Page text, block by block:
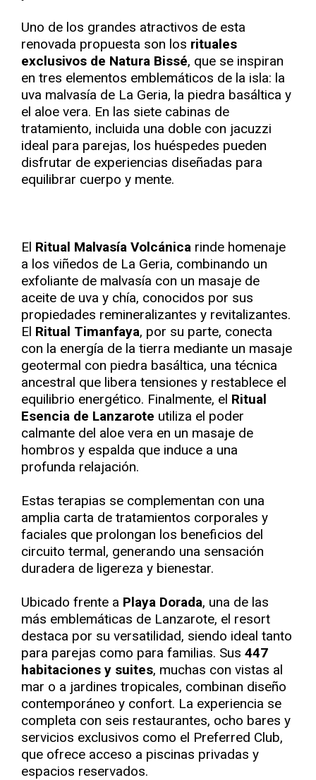
Uno de los grandes atractivos de esta
renovada propuesta son los rituales
exclusivos de Natura Bissé, que se inspiran
en tres elementos emblemáticos de la isla: la
uva malvasía de La Geria, la piedra basáltica y
el aloe vera. En las siete cabinas de
tratamiento, incluida una doble con jacuzzi
ideal para parejas, los huéspedes pueden
disfrutar de experiencias diseñadas para
equilibrar cuerpo y mente.
El Ritual Malvasía Volcánica rinde homenaje
a los viñedos de La Geria, combinando un
exfoliante de malvasía con un masaje de
aceite de uva y chía, conocidos por sus
propiedades remineralizantes y revitalizantes.
El Ritual Timanfaya, por su parte, conecta
con la energía de la tierra mediante un masaje
geotermal con piedra basáltica, una técnica
ancestral que libera tensiones y restablece el
equilibrio energético. Finalmente, el Ritual
Esencia de Lanzarote utiliza el poder
calmante del aloe vera en un masaje de
hombros y espalda que induce a una
profunda relajación.
Estas terapias se complementan con una
amplia carta de tratamientos corporales y
faciales que prolongan los beneficios del
circuito termal, generando una sensación
duradera de ligereza y bienestar.
Ubicado frente a Playa Dorada, una de las
más emblemáticas de Lanzarote, el resort
destaca por su versatilidad, siendo ideal tanto
para parejas como para familias. Sus 447
habitaciones y suites, muchas con vistas al
mar o a jardines tropicales, combinan diseño
contemporáneo y confort. La experiencia se
completa con seis restaurantes, ocho bares y
servicios exclusivos como el Preferred Club,
que ofrece acceso a piscinas privadas y
espacios reservados.